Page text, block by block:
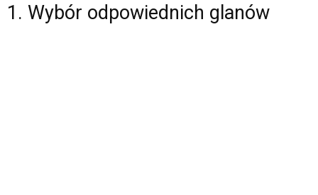
1. Wybór odpowiednich glanów